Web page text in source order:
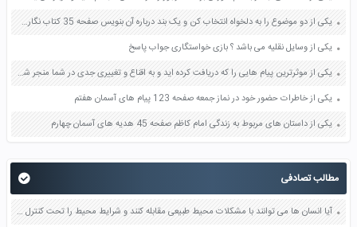
یکی از دو موضوع را به دلخواه انتخاب کن و یک بند درباره آن بنویس صفحه 35 کتاب نگارش فارسی سوم
یکی از وسایل نقلیه می باشد ؟ بازی خواستگاری جواب پاسخ
یکی از موثرترین پیام هایی را که دریافت کرده اید و به اقناع و تغییری جدی در شما منجر شده است برسی کنید و علت این تاثیر گذاری قابل توجه را بنویسید صفحه 52 تفکر و سواد رسانه ای دهم
یکی از خاطرات حضور خود در نماز جمعه صفحه 123 پیام های آسمان هفتم
یکی از داستان های مربوط به زندگی امام کاظم صفحه 45 هدیه های آسمان چهارم
مطالب تصادفی
آیا انسان ها می توانند با مشکلات محیط طبیعی مقابله کنند و شرایط محیط را تحت کنترل (واپایش) خود دربیاورند؟ مثال بزنید صفحه 145 مطالعات اجتماعی هشتم